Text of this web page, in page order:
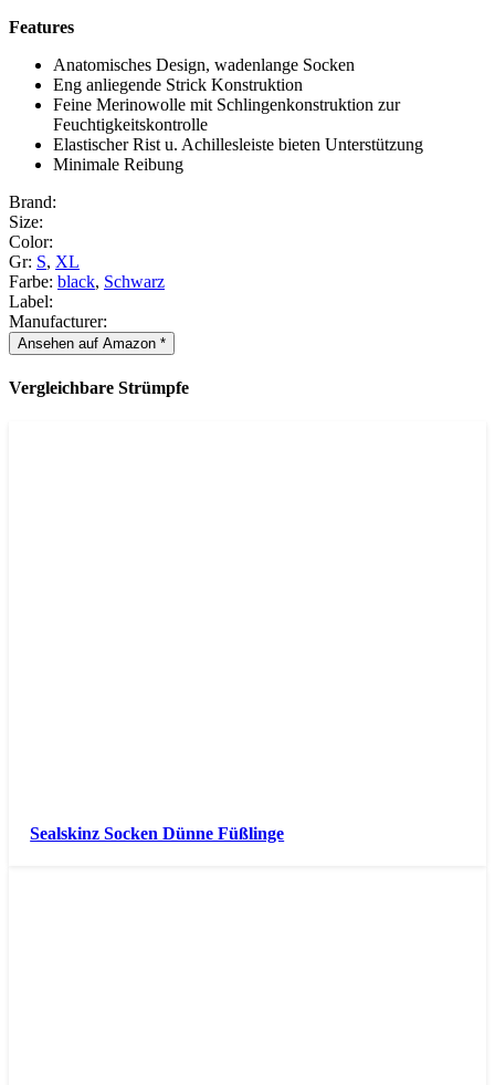
Features
Anatomisches Design, wadenlange Socken
Eng anliegende Strick Konstruktion
Feine Merinowolle mit Schlingenkonstruktion zur
Feuchtigkeitskontrolle
Elastischer Rist u. Achillesleiste bieten Unterstützung
Minimale Reibung
Brand:
Size:
Color:
Gr: S, XL
Farbe: black, Schwarz
Label:
Manufacturer:
Ansehen auf Amazon *
Vergleichbare Strümpfe
Sealskinz Socken Dünne Füßlinge